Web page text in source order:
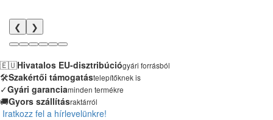
❮ ❯
🇪🇺Hivatalos EU-disztribúciógyári forrásból
🛠️Szakértői támogatástelepítőknek is
✓Gyári garanciaminden termékre
🚚Gyors szállításraktárról
Iratkozz fel a hírlevelünkre!